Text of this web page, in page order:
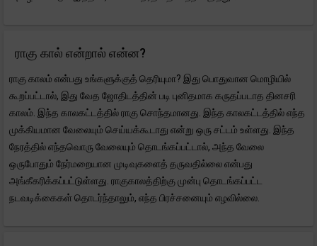
ராகு கால் என்றால் என்ன?
ராகு காலம் என்பது உங்களுக்குத் தெரியுமா? இது பொதுவான மொழியில்
கூறப்பட்டால், இது வேத ஜோதிடத்தின் படி புனிதமாக கருதப்படாத தினசரி
காலம். இந்த காலகட்டத்தில் ராகு சொந்தமானது. இந்த காலகட்டத்தில் எந்த
முக்கியமான வேலையும் செய்யக்கூடாது என்று ஒரு சட்டம் உள்ளது. இந்த
நேரத்தில் எந்தவொரு வேலையும் தொடங்கப்பட்டால், அந்த வேலை
ஒருபோதும் நேர்மறையான முடிவுகளைத் தருவதில்லை என்பது
அங்கீகரிக்கப்பட்டுள்ளது. ராகுகாலத்திற்கு முன்பு தொடங்கப்பட்ட
நடவடிக்கைகள் தொடர்ந்தாலும், எந்த பிரச்சனையும் எழவில்லை.